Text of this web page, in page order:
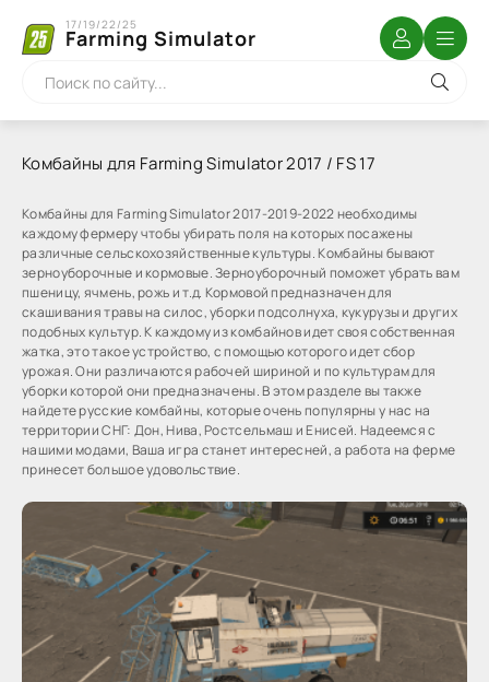
Farming Simulator
17/19/22/25
Комбайны для Farming Simulator 2017 / FS 17
Комбайны для Farming Simulator 2017-2019-2022 необходимы
каждому фермеру чтобы убирать поля на которых посажены
различные сельскохозяйственные культуры. Комбайны бывают
зерноуборочные и кормовые. Зерноуборочный поможет убрать вам
пшеницу, ячмень, рожь и т.д. Кормовой предназначен для
скашивания травы на силос, уборки подсолнуха, кукурузы и других
подобных культур. К каждому из комбайнов идет своя собственная
жатка, это такое устройство, с помощью которого идет сбор
урожая. Они различаются рабочей шириной и по культурам для
уборки которой они предназначены. В этом разделе вы также
найдете русские комбайны, которые очень популярны у нас на
территории СНГ: Дон, Нива, Ростсельмаш и Енисей. Надеемся с
нашими модами, Ваша игра станет интересней, а работа на ферме
принесет большое удовольствие.